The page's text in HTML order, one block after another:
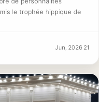
le trophée hippique de
Jun, 2026 21